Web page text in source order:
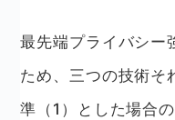
最先端プライバシー
ため、三つの技術
準（1）とした場合